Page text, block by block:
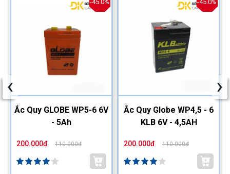
-45.0%
Ắc Quy GLOBE WP5-6 6V
- 5Ah
200.000đ 110.000đ
-45.0%
Ắc Quy Globe WP4,5 - 6
KLB 6V - 4,5AH
200.000đ 110.000đ
‹ ›